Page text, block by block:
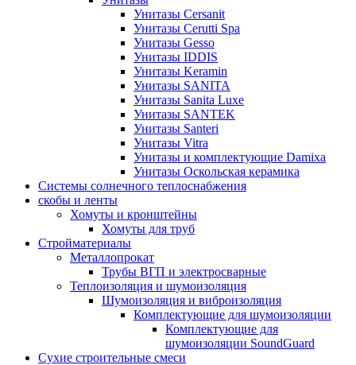
Унитазы Cersanit
Унитазы Cerutti Spa
Унитазы Gesso
Унитазы IDDIS
Унитазы Keramin
Унитазы SANITA
Унитазы Sanita Luxe
Унитазы SANTEK
Унитазы Santeri
Унитазы Vitra
Унитазы и комплектующие Damixa
Унитазы Оскольская керамика
Системы солнечного теплоснабжения
скобы и ленты
Хомуты и кронштейны
Хомуты для труб
Стройматериалы
Металлопрокат
Трубы ВГП и электросварные
Теплоизоляция и шумоизоляция
Шумоизоляция и виброизоляция
Комплектующие для шумоизоляции
Комплектующие для
шумоизоляции SoundGuard
Сухие строительные смеси